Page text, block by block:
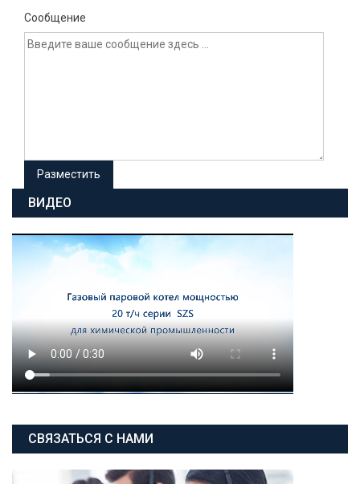
Сообщение
ВИДЕО
СВЯЗАТЬСЯ С НАМИ